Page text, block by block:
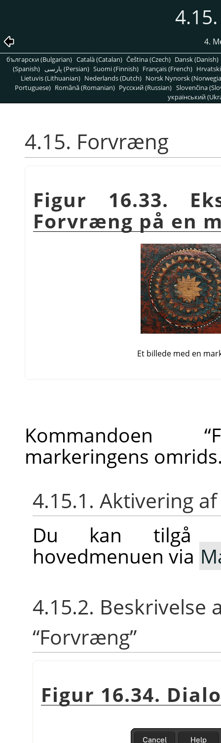
4.
български (Bulgarian) Català (Catalan) Čeština (Czech) Dansk (Danish)
(Spanish)
پارسی (Persian) Suomi (Finnish) Français (French)
Lietuvis (Lithuanian) Nederlands (Dutch) Norsk Nynorsk
Portuguese) Română (Romanian) Pусский (Russian) Slovenčina
український
4.15. Forvræng
Figur 16.33.
Forvræng på en
Et billede med en
Kommandoen “
markeringens
4.15.1. Aktivering
Du kan tilgå
hovedmenuen via
4.15.2. Beskrivelse
“Forvræng”
Figur 16.34.